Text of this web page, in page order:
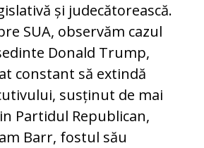
și judecătorească.
SUA, observăm cazul
Donald Trump,
constant să extindă
susținut de mai
Partidul Republican,
Barr, fostul său